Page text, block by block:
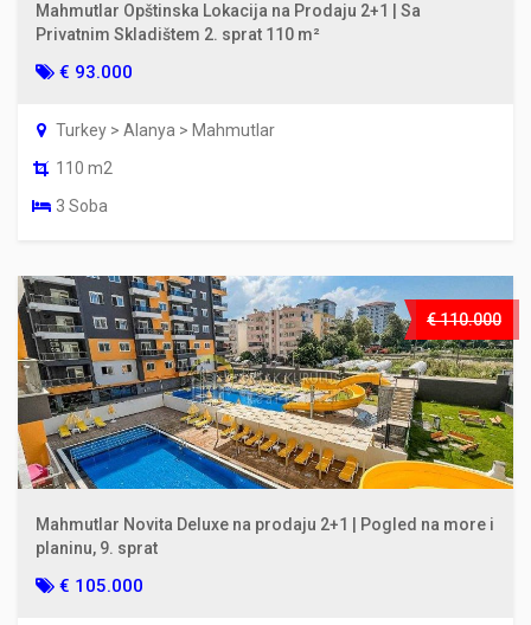
Mahmutlar Opštinska Lokacija na Prodaju 2+1 | Sa
Privatnim Skladištem 2. sprat 110 m²
€ 93.000
Turkey > Alanya > Mahmutlar
110 m2
3 Soba
€ 110.000
Mahmutlar Novita Deluxe na prodaju 2+1 | Pogled na more i
planinu, 9. sprat
€ 105.000